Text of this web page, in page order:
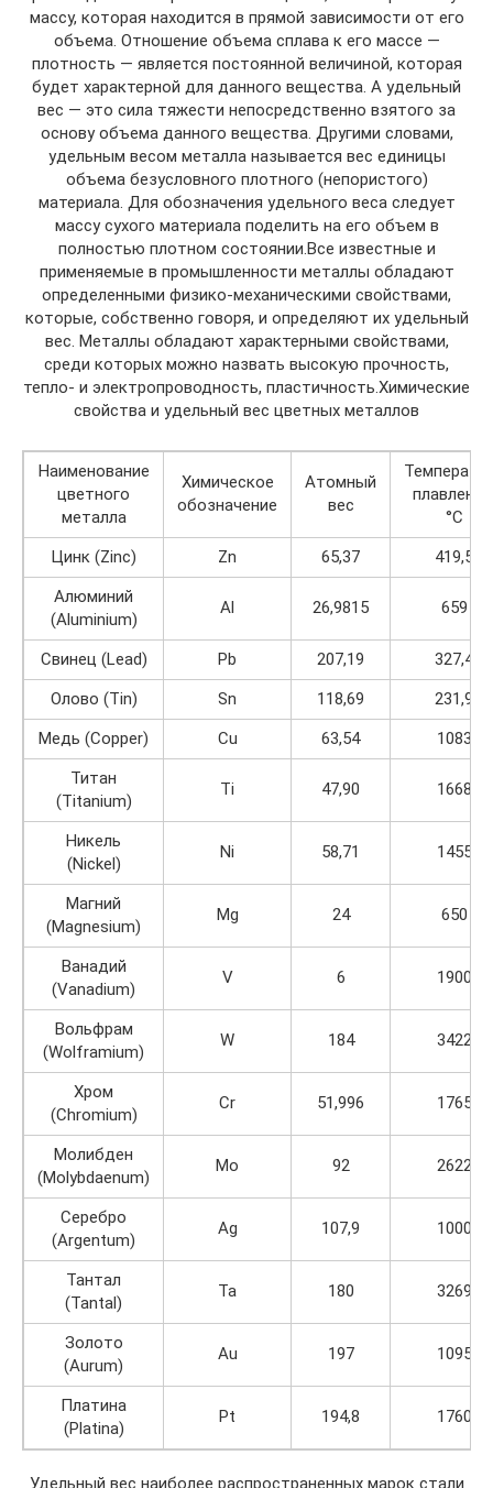
массу, которая находится в прямой зависимости от его
объема. Отношение объема сплава к его массе —
плотность — является постоянной величиной, которая
будет характерной для данного вещества. А удельный
вес — это сила тяжести непосредственно взятого за
основу объема данного вещества. Другими словами,
удельным весом металла называется вес единицы
объема безусловного плотного (непористого)
материала. Для обозначения удельного веса следует
массу сухого материала поделить на его объем в
полностью плотном состоянии.Все известные и
применяемые в промышленности металлы обладают
определенными физико-механическими свойствами,
которые, собственно говоря, и определяют их удельный
вес. Металлы обладают характерными свойствами,
среди которых можно назвать высокую прочность,
тепло- и электропроводность, пластичность.Химические
свойства и удельный вес цветных металлов
Наименование
цветного
металла
Химическое
обозначение
Атомный
вес
°C
Цинк (Zinc)
Zn 65,37
419,5
Алюминий
(Aluminium)
Al 26,9815 659
Свинец (Lead) Pb 207,19
327,4
Олово (Tin)
Sn 118,69
231,9
Медь (Сopper)
Cu 63,54
1083
Титан
(Titanium)
Ti 47,90 1668
Никель
(Nickel)
Ni 58,71 1455
Магний
(Magnesium)
Mg 24 650
Ванадий
(Vanadium)
V 6 1900
Вольфрам
(Wolframium)
W 184 3422
Хром
(Chromium)
Cr 51,996 1765
Молибден
(Molybdaenum)
Mo 92 2622
Серебро
(Argentum)
Ag 107,9 1000
Тантал
(Tantal)
Ta 180 3269
Золото
(Aurum)
Au 197 1095
Платина
(Platina)
Pt 194,8 1760
Удельный вес наиболее распространенных марок стали